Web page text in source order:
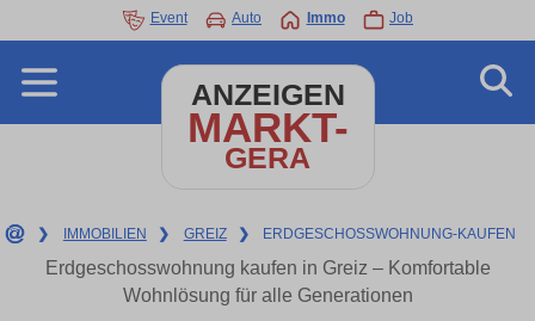
Event Auto Immo Job
ANZEIGEN
MARKT-
GERA
❯ IMMOBILIEN ❯ GREIZ ❯ ERDGESCHOSSWOHNUNG-KAUFEN
Erdgeschosswohnung kaufen in Greiz – Komfortable
Wohnlösung für alle Generationen